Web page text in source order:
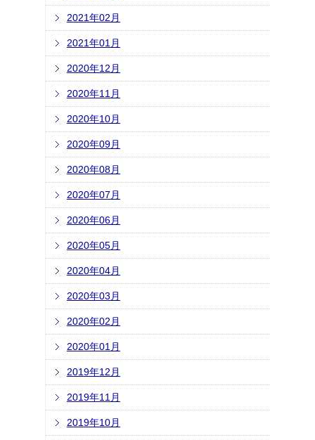
2021年02月
2021年01月
2020年12月
2020年11月
2020年10月
2020年09月
2020年08月
2020年07月
2020年06月
2020年05月
2020年04月
2020年03月
2020年02月
2020年01月
2019年12月
2019年11月
2019年10月